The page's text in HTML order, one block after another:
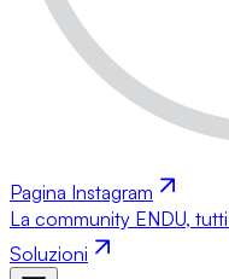
Pagina Instagram
La community ENDU,
Soluzioni